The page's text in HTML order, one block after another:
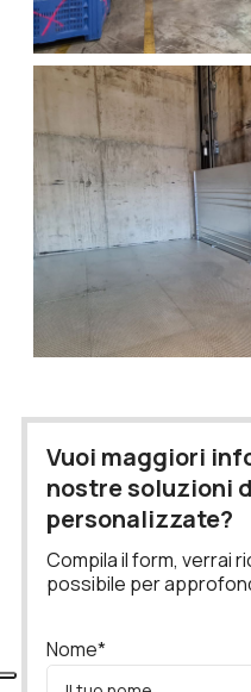
Vuoi maggiori
nostre soluzioni
personalizzate?
Compila il form, verrai
possibile per
Nome*